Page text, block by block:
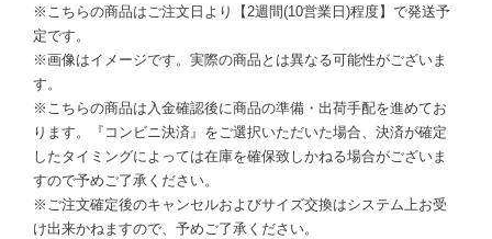
※こちらの商品はご注文日より【2週間(10営業日)程度】で発送予
定です。
※画像はイメージです。実際の商品とは異なる可能性がございま
す。
※こちらの商品は入金確認後に商品の準備・出荷手配を進めてお
ります。『コンビニ決済』をご選択いただいた場合、決済が確定
したタイミングによっては在庫を確保致しかねる場合がございま
すので予めご了承ください。
※ご注文確定後のキャンセルおよびサイズ交換はシステム上お受
け出来かねますので、予めご了承ください。